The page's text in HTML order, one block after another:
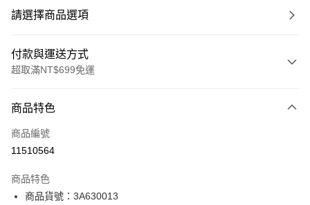
請選擇商品選項
付款與運送方式
超取滿NT$699免運
信用卡一次付款
超商取貨付款
Apple Pay
商品特色
商品編號
11510564
商品特色
商品貨號：3A630013